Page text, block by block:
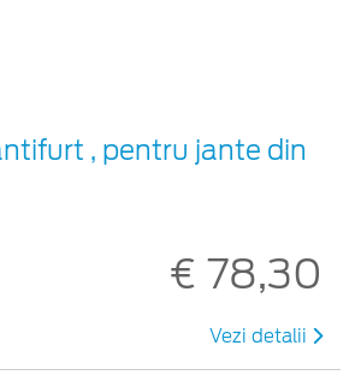
, pentru jante din
€ 78,30
Vezi detalii